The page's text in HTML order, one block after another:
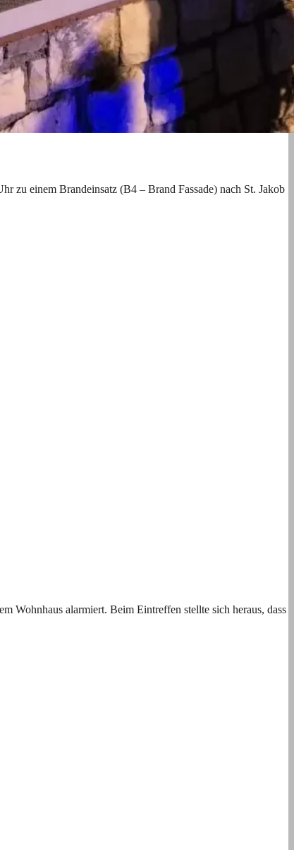
zu einem Brandeinsatz (B4 – Brand Fassade) nach St. Jakob
Wohnhaus alarmiert. Beim Eintreffen stellte sich heraus, dass